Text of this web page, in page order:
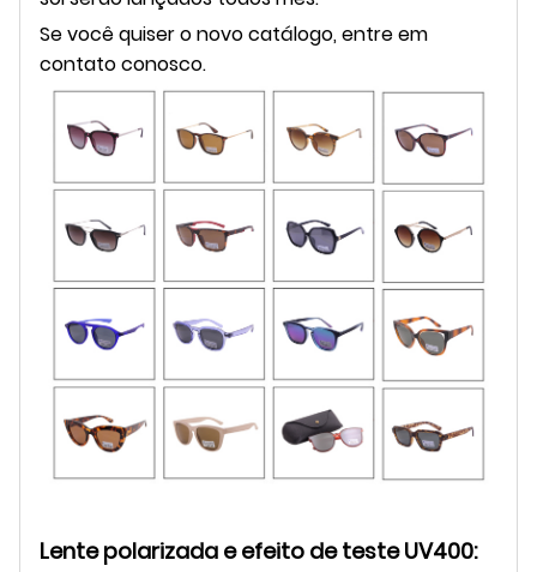
Se você quiser o novo catálogo, entre em
contato conosco.
Lente polarizada e efeito de teste UV400: